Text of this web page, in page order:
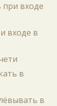
при входе
входе в
в
в